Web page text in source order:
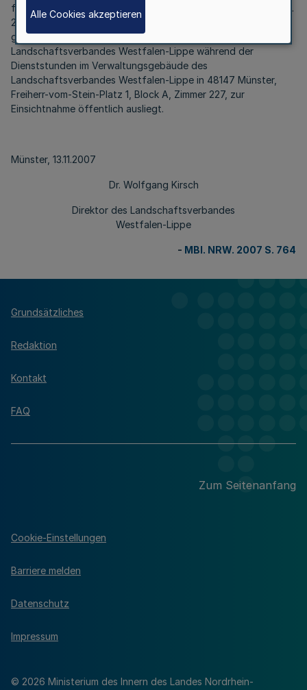
für das Land Nordrhein-Westfalen in Verbindung mit § 117 Abs.
2 der Gemeindeordnung Nordrhein-Westfalen wird bekannt
gegeben, dass der Beteiligungsbericht 2006 des
Landschaftsverbandes Westfalen-Lippe während der
Dienststunden im Verwaltungsgebäude des
Landschaftsverbandes Westfalen-Lippe in 48147 Münster,
Freiherr-vom-Stein-Platz 1, Block A, Zimmer 227, zur
Einsichtnahme öffentlich ausliegt.
Münster, 13.11.2007
Dr. Wolfgang Kirsch
Direktor des Landschaftsverbandes
Westfalen-Lippe
- MBl. NRW. 2007 S. 764
Grundsätzliches
Redaktion
Kontakt
FAQ
Zum Seitenanfang
© 2026 Ministerium des Innern des Landes Nordrhein-
Cookie-Einstellungen
Barriere melden
Datenschutz
Impressum
Alle Cookies akzeptieren